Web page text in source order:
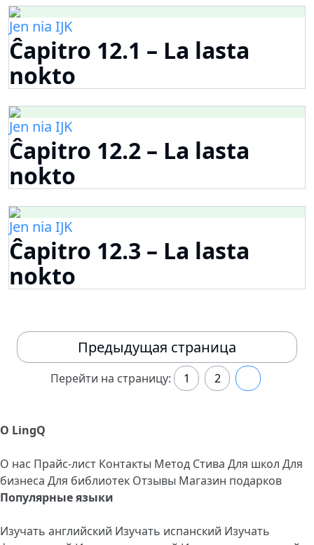
Jen nia IJK
Ĉapitro 12.1 – La lasta
nokto
Jen nia IJK
Ĉapitro 12.2 – La lasta
nokto
Jen nia IJK
Ĉapitro 12.3 – La lasta
nokto
Предыдущая страница
Перейти на страницу: 1 2
О LingQ
О нас Прайс-лист Контакты Метод Стива Для школ Для
бизнеса Для библиотек Отзывы Магазин подарков
Популярные языки
Изучать английский Изучать испанский Изучать